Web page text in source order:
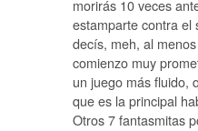
morirás 10 veces
estamparte contra el
decís, meh, al
comienzo muy
un juego más fluido,
que es la principal
Otros 7 fantasmitas